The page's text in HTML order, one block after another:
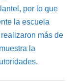
por lo que
la escuela
más de
la